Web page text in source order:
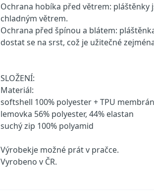
Ochrana hobíka před větrem:
chladným větrem.
Ochrana před špínou a blátem:
dostat se na srst, což je užitečné
SLOŽENÍ:
Materiál:
softshell 100% polyester + TPU
lemovka 56% polyester, 44% elastan
suchý zip 100% polyamid
Výrobekje možné prát v pračce.
Vyrobeno v ČR.